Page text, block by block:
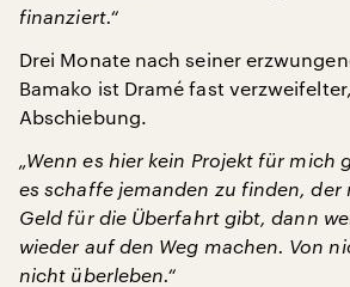
finanziert.“
Drei Monate nach seiner
Bamako ist Dramé fast
Abschiebung.
„Wenn es hier kein Projekt für mich
es schaffe jemanden zu finden, der
Geld für die Überfahrt gibt, dann
wieder auf den Weg machen. Von
nicht überleben.“